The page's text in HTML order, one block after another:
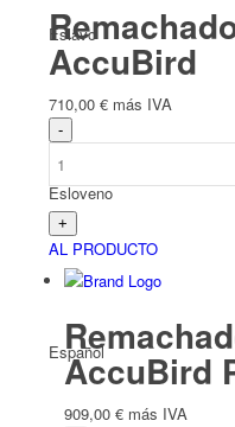
Eslavo
Esloveno
Español
AccuBird
710,00 € más IVA
AL PRODUCTO
AccuBird
909,00 € más IVA